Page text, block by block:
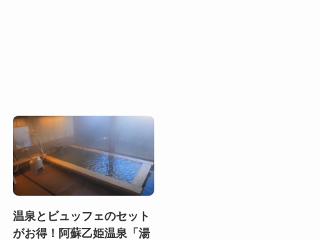
温泉とビュッフェのセット
がお得！阿蘇乙姫温泉「湯